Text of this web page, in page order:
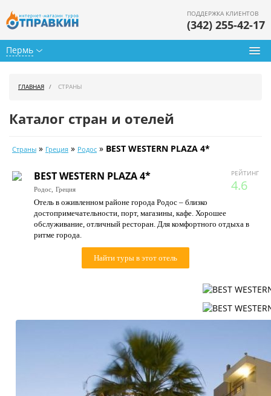
Пермь
ПОДДЕРЖКА КЛИЕНТОВ
(342) 255-42-17
Календарь туров
Цены дня
Страны
Как купить
ГЛАВНАЯ СТРАНЫ
Каталог стран и отелей
Страны » Греция » Родос » BEST WESTERN PLAZA 4*
РЕЙТИНГ
4.6
BEST WESTERN PLAZA 4*
Родос, Греция
Отель в оживленном районе города Родос – близко
достопримечательности, порт, магазины, кафе. Хорошее
обслуживание, отличный ресторан. Для комфортного отдыха в
ритме города.
Найти туры в этот отель